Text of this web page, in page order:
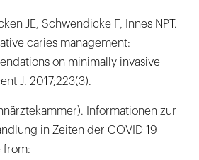
JE, Schwendicke F, Innes NPT.
caries management:
on minimally invasive
J. 2017;223(3).
Informationen zur
in Zeiten der COVID 19
from: